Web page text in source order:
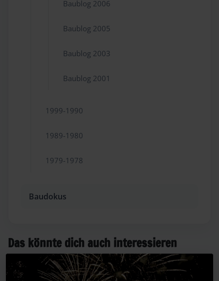
Baublog 2006
Baublog 2005
Baublog 2003
Baublog 2001
1999-1990
1989-1980
1979-1978
Baudokus
Das könnte dich auch interessieren